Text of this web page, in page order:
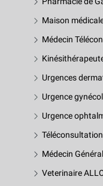
Maison
Médecin
Urgences
Urgence
Urgence
Médecin
Veterinaire